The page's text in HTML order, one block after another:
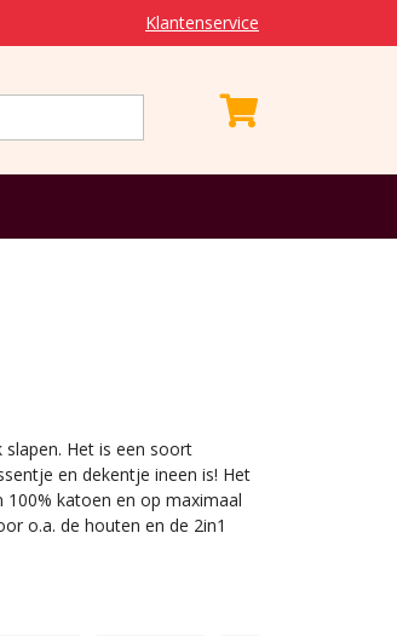
Klantenservice
Het is een soort
en dekentje ineen is! Het
katoen en op maximaal
o.a. de houten en de 2in1